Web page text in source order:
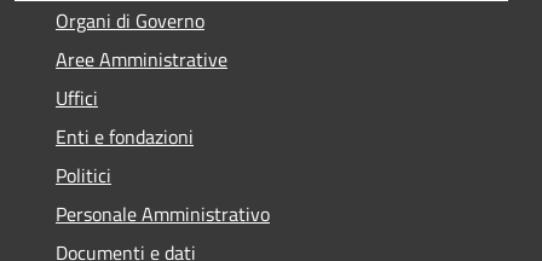
Organi di Governo
Aree Amministrative
Uffici
Enti e fondazioni
Politici
Personale Amministrativo
Documenti e dati